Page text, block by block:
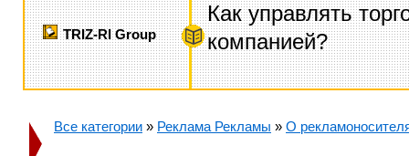
TRIZ-RI Group
Как управлять
компанией?
Все категории » Реклама Рекламы » О